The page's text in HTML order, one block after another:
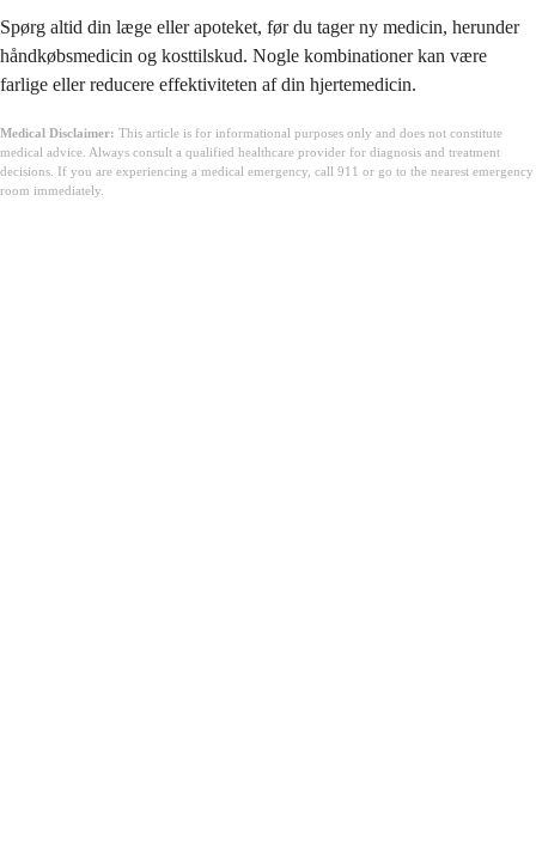
Spørg altid din læge eller apoteket, før du tager ny medicin, herunder
håndkøbsmedicin og kosttilskud. Nogle kombinationer kan være
farlige eller reducere effektiviteten af din hjertemedicin.
Medical Disclaimer: This article is for informational purposes only and does not constitute
medical advice. Always consult a qualified healthcare provider for diagnosis and treatment
decisions. If you are experiencing a medical emergency, call 911 or go to the nearest emergency
room immediately.